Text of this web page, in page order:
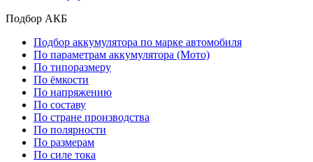
Подбор АКБ
Подбор аккумулятора по марке автомобиля
По параметрам аккумулятора (Мото)
По типоразмеру
По ёмкости
По напряжению
По составу
По стране производства
По полярности
По размерам
По силе тока